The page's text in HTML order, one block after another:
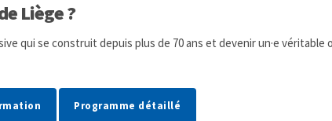
Liège ?
qui se construit depuis plus de 70 ans et devenir un·e véritable
Programme détaillé